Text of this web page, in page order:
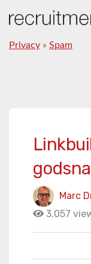
Privacy » Spam
Marc
3.057